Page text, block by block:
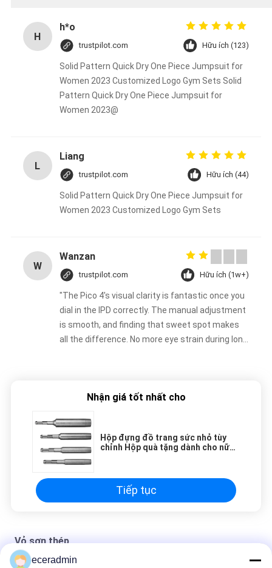
H
h*o
trustpilot.com Hữu ích (123)
Solid Pattern Quick Dry One Piece Jumpsuit for
Women 2023 Customized Logo Gym Sets Solid
Pattern Quick Dry One Piece Jumpsuit for
Women 2023@
L
Liang
trustpilot.com Hữu ích (44)
Solid Pattern Quick Dry One Piece Jumpsuit for
Women 2023 Customized Logo Gym Sets
W
Wanzan
trustpilot.com Hữu ích (1w+)
"The Pico 4's visual clarity is fantastic once you
dial in the IPD correctly. The manual adjustment
is smooth, and finding that sweet spot makes
all the difference. No more eye strain during long
manual adjustment is smooth, and finding that
eye strain during long sessions. Highly
recommend taking the time to set it up
properly!""The Pico 4's visual clarity is fantastic
adjustment is smooth, and finding that sweet
spot makes all the difference. No more eye
4's visual clarity is fantastic once you dial in the
IPD correctly. The manual adjustment is
Nhận giá tốt nhất cho
Hộp đựng đồ trang sức nhỏ tùy
chỉnh Hộp quà tặng dành cho nữ
Tiếp tục
Vỏ sơn thép
eceradmin